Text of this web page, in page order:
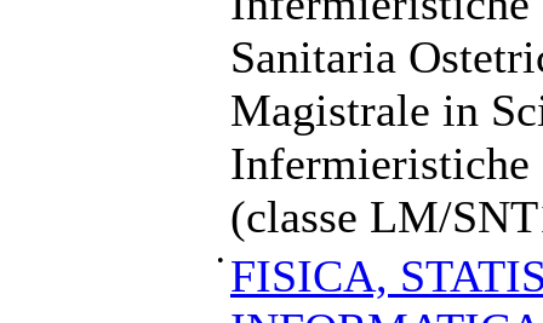
Sanitaria
Magistrale in
Infermieristiche
(classe LM/
• FISICA,